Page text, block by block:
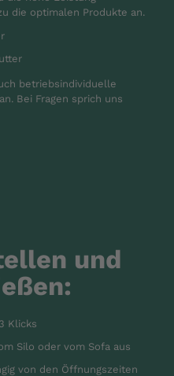
die optimalen Produkte an.
betriebsindividuelle
Bei Fragen sprich uns
und
Klicks
Silo oder vom Sofa aus
von den Öffnungszeiten